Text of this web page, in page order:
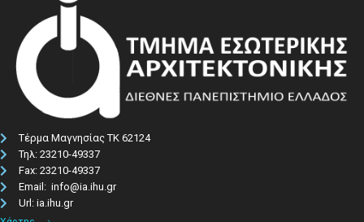
Τέρμα Μαγνησίας ΤΚ 62124
Τηλ: 23210-49337​
Fax: 23210-49337
Email: info@ia.ihu.gr
Url: ia.ihu.gr